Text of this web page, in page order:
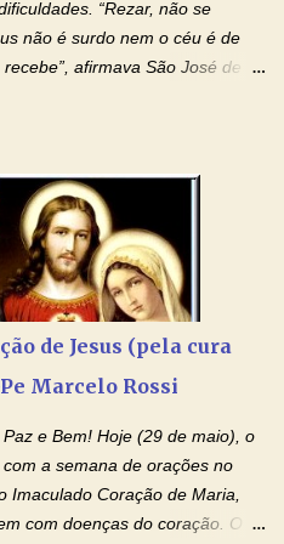
“Rezar, não se
não é surdo nem o céu é de
afirmava São José de
ao teu. Infunde em
e a tua fé. Mostra tua bondade,
para imitar tuas virtudes.
geralmente é difícil, duro
deixar tudo isso mais fácil e
e uma vida mais digna de tua
atrair tudo a teu unigênito
de Jesus (pela cura
Marcelo Rossi
e Bem! Hoje (29 de maio), o
a semana de orações no
Imaculado Coração de Maria,
com doenças do coração. O